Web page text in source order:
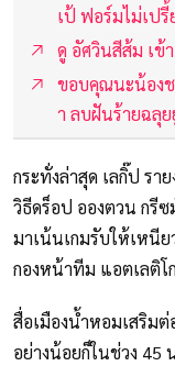
เป้ ฟอร์มไม่เปรี้
ดู อัศวินสีส้ม เข้
ขอบคุณนะน้องช
า ลบฝันร้ายฉลุย
กระทั่งล่าสุด เลกิ๊ป รา
วิธีดร็อป อองตวน กรี
มาเน้นเกมรับให้เหนี
กองหน้าทีม แอตเลติโ
สื่อเมืองน้ำหอมเสริมต่
อย่างน้อยก็ในช่วง 45